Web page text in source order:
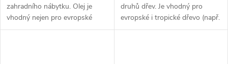
zahradního nábytku. Olej je
vhodný nejen pro evropské
dřeviny (např. smrk, borovice,
druhů dřev. Je vhodný pro
evropské i tropické dřevo (např.
smrk, jedle, dub, eukalyptus,